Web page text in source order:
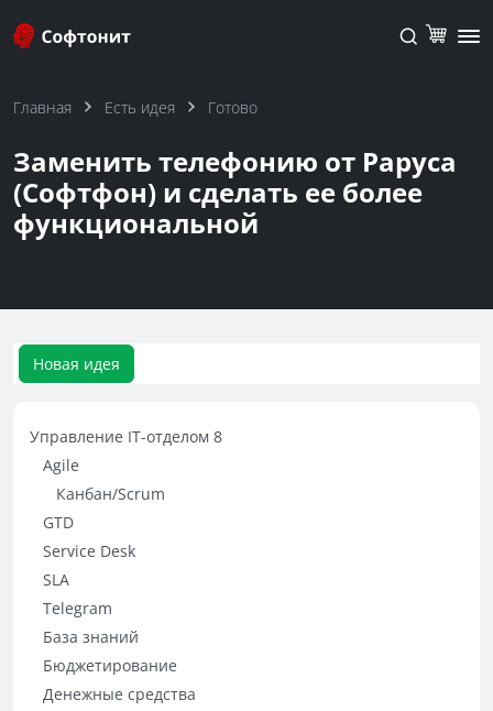
Главная Есть идея Готово
Заменить телефонию от Раруса
(Софтфон) и сделать ее более
функциональной
Новая идея
Управление IT-отделом 8
Agile
Канбан/Scrum
GTD
Service Desk
SLA
Telegram
База знаний
Бюджетирование
Денежные средства